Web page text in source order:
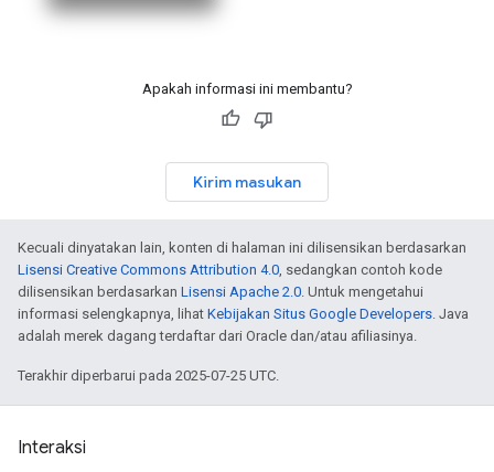
Apakah informasi ini membantu?
Kirim masukan
Kecuali dinyatakan lain, konten di halaman ini dilisensikan berdasarkan
Lisensi Creative Commons Attribution 4.0, sedangkan contoh kode
dilisensikan berdasarkan Lisensi Apache 2.0. Untuk mengetahui
informasi selengkapnya, lihat Kebijakan Situs Google Developers. Java
adalah merek dagang terdaftar dari Oracle dan/atau afiliasinya.
Terakhir diperbarui pada 2025-07-25 UTC.
Interaksi